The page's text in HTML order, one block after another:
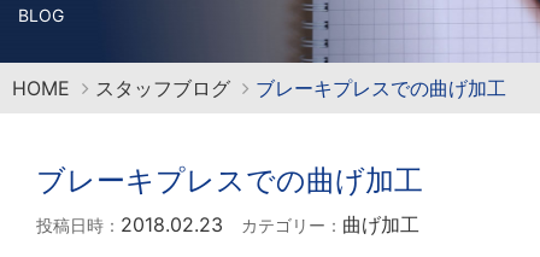
BLOG
HOME スタッフブログ ブレーキプレスでの曲げ加工
ブレーキプレスでの曲げ加工
投稿日時： 2018.02.23 カテゴリー： 曲げ加工